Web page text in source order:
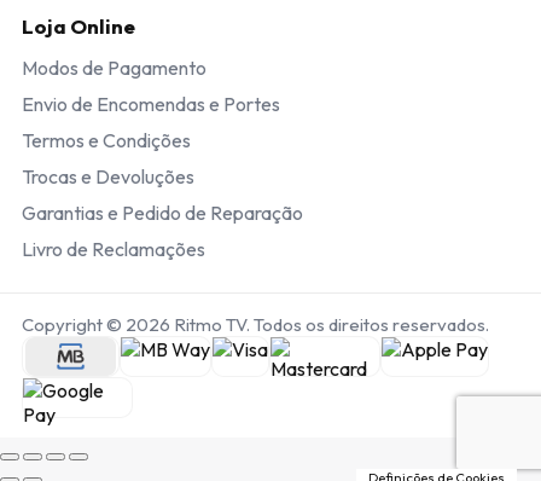
Loja Online
Modos de Pagamento
Envio de Encomendas e Portes
Termos e Condições
Trocas e Devoluções
Garantias e Pedido de Reparação
Livro de Reclamações
Copyright © 2026 Ritmo TV. Todos os direitos reservados.
Definições de Cookies